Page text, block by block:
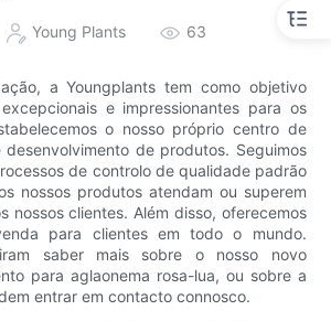
Young Plants 63
a Youngplants tem como objetivo
e impressionantes para os
o nosso próprio centro de
de produtos. Seguimos
de controlo de qualidade padrão
nossos produtos atendam ou superem
nossos clientes. Além disso, oferecemos
para clientes em todo o mundo.
saber mais sobre o nosso novo
para aglaonema rosa-lua, ou sobre a
entrar em contacto connosco.